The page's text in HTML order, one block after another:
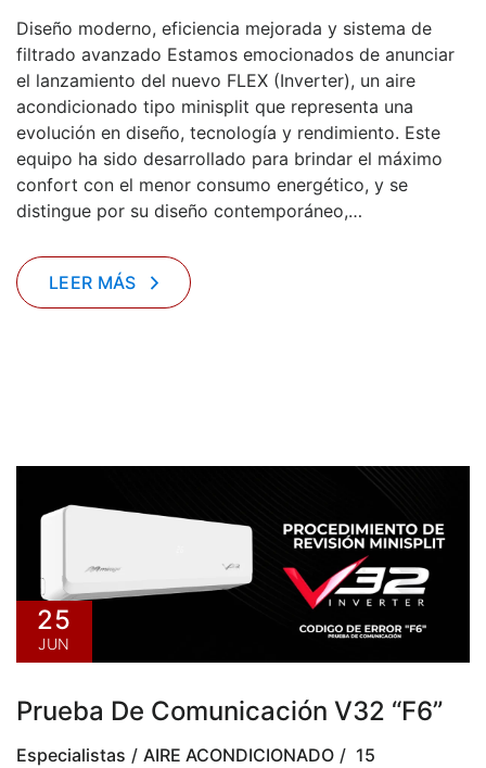
Diseño moderno, eficiencia mejorada y sistema de
filtrado avanzado Estamos emocionados de anunciar
el lanzamiento del nuevo FLEX (Inverter), un aire
acondicionado tipo minisplit que representa una
evolución en diseño, tecnología y rendimiento. Este
equipo ha sido desarrollado para brindar el máximo
confort con el menor consumo energético, y se
distingue por su diseño contemporáneo,…
LEER MÁS
25
JUN
Prueba De Comunicación V32 “F6”
Especialistas AIRE ACONDICIONADO
15